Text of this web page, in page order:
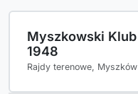
Myszkowski
1948
Rajdy terenowe, Myszków